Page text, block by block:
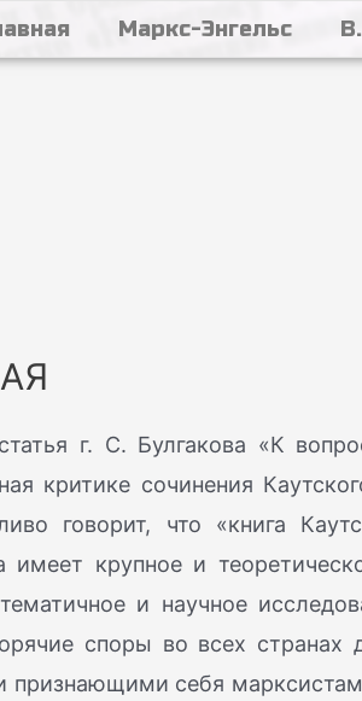
Маркс-Энгельс
г. С. Булгакова «К
критике сочинения
говорит, что «книга
имеет крупное и
и научное
споры во всех странах
признающими себя